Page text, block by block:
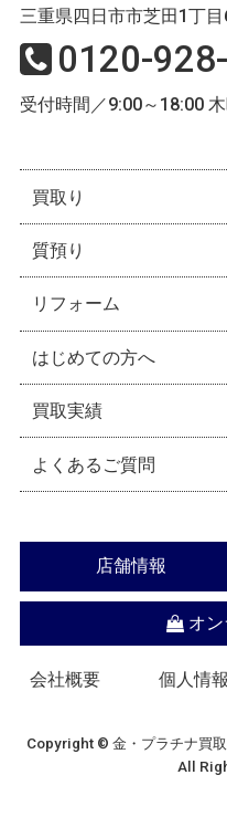
三重県四日市市芝田1丁
0120-
受付時間／9:00～18:00
買取り
質預り
リフォーム
はじめての方へ
買取実績
よくあるご質問
店舗情報
オ
会社概要 個人情
Copyright © 金・プラチナ買
All